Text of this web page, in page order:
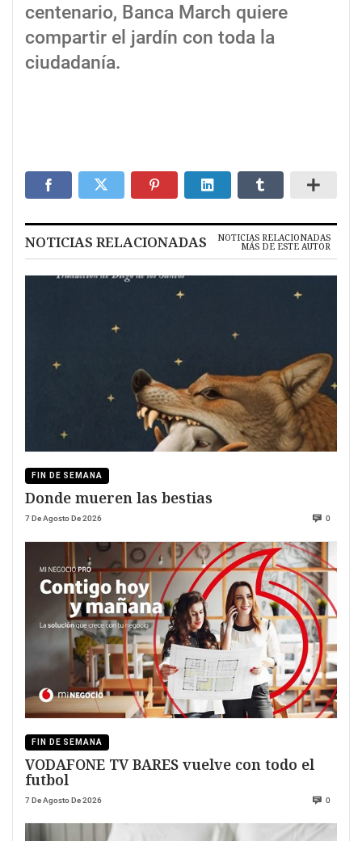
centenario, Banca March quiere
compartir el jardín con toda la
ciudadanía.
NOTICIAS RELACIONADAS NOTICIAS RELACIONADAS
MÁS DE ESTE AUTOR
FIN DE SEMANA
Donde mueren las bestias
7 De Agosto De 2026 0
FIN DE SEMANA
VODAFONE TV BARES vuelve con todo el
futbol
7 De Agosto De 2026 0